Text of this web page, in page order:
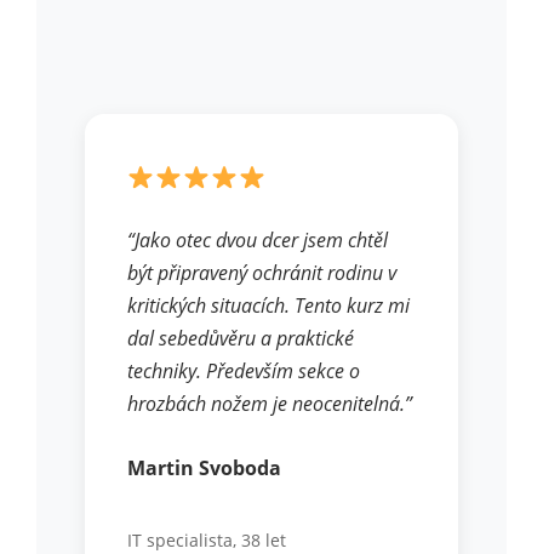
“Jako otec dvou dcer jsem chtěl
být připravený ochránit rodinu v
kritických situacích. Tento kurz mi
dal sebedůvěru a praktické
techniky. Především sekce o
hrozbách nožem je neocenitelná.”
Martin Svoboda
IT specialista, 38 let